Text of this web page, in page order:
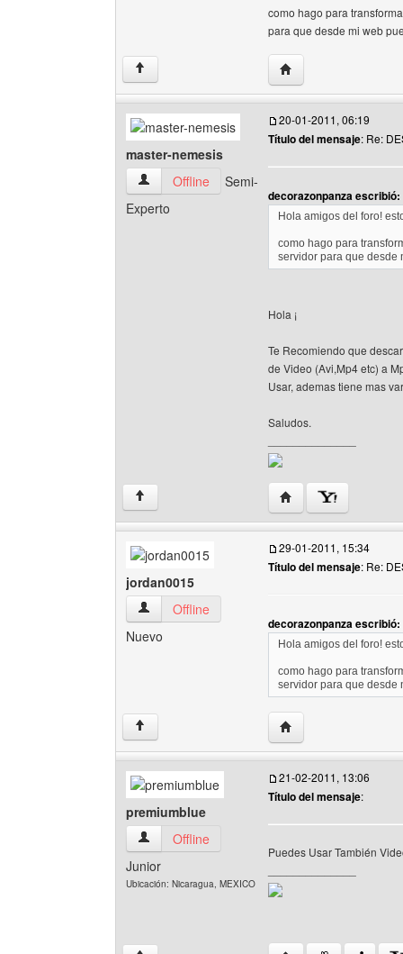
como hago para
para que desde mi web
↑ Visitar sitio web del
master-nemesis
master-nemesis Ver perfil del usuario
Offline
Semi-
Experto
20-01-2011, 06:19
Título del mensaje: Re:
decorazonpanza escribió:
Hola amigos del foro!
como hago para
servidor para que desde
Hola ¡
Te Recomiendo que
de Video (Avi,Mp4 etc) a
Usar, ademas tiene mas
Saludos.
↑ Visitar sitio web del
jordan0015
jordan0015 Ver perfil del usuario
Offline
Nuevo
29-01-2011, 15:34
Título del mensaje: Re:
decorazonpanza escribió:
Hola amigos del foro!
como hago para
servidor para que desde
↑ Visitar sitio web del
premiumblue
premiumblue Ver perfil del usuario
Offline
Junior
Ubicación: Nicaragua, MEXICO
21-02-2011, 13:06
Título del mensaje:
Puedes Usar También